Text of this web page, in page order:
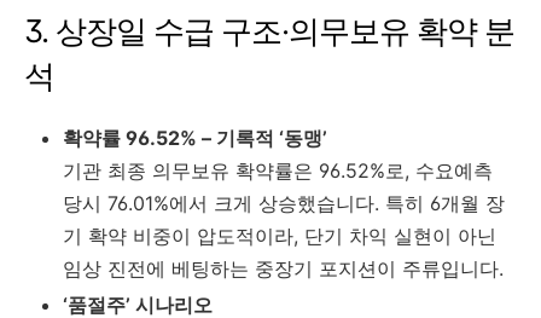
3. 상장일 수급 구조·의무보유 확약 분
석
확약률 96.52% – 기록적 ‘동맹’
기관 최종 의무보유 확약률은 96.52%로, 수요예측
당시 76.01%에서 크게 상승했습니다. 특히 6개월 장
기 확약 비중이 압도적이라, 단기 차익 실현이 아닌
임상 진전에 베팅하는 중장기 포지션이 주류입니다.
‘품절주’ 시나리오